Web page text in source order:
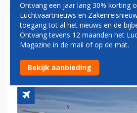
OOK AIR FRANCE
CAPACITEIT
DRUK
Ontvang een jaar lang 30% korting
Luchtvaartnieuws en
toegang tot al het nieuws en de
Ontvang tevens 12 maanden het
Magazine in de mail of op de mat.
Bekijk aanbieding